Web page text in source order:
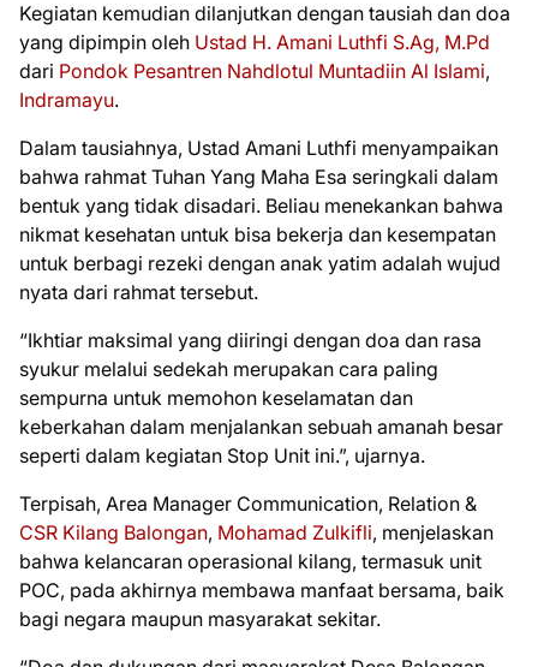
Kegiatan kemudian dilanjutkan dengan tausiah dan doa
yang dipimpin oleh Ustad H. Amani Luthfi S.Ag, M.Pd
dari Pondok Pesantren Nahdlotul Muntadiin Al Islami,
Indramayu.
Dalam tausiahnya, Ustad Amani Luthfi menyampaikan
bahwa rahmat Tuhan Yang Maha Esa seringkali dalam
bentuk yang tidak disadari. Beliau menekankan bahwa
nikmat kesehatan untuk bisa bekerja dan kesempatan
untuk berbagi rezeki dengan anak yatim adalah wujud
nyata dari rahmat tersebut.
“Ikhtiar maksimal yang diiringi dengan doa dan rasa
syukur melalui sedekah merupakan cara paling
sempurna untuk memohon keselamatan dan
keberkahan dalam menjalankan sebuah amanah besar
seperti dalam kegiatan Stop Unit ini.”, ujarnya.
Terpisah, Area Manager Communication, Relation &
CSR Kilang Balongan, Mohamad Zulkifli, menjelaskan
bahwa kelancaran operasional kilang, termasuk unit
POC, pada akhirnya membawa manfaat bersama, baik
bagi negara maupun masyarakat sekitar.